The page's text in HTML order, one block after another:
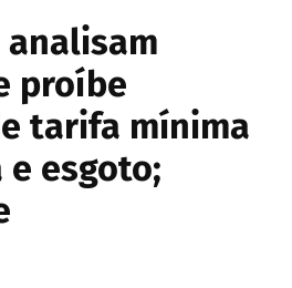
proíbe
tarifa mínima
e esgoto;